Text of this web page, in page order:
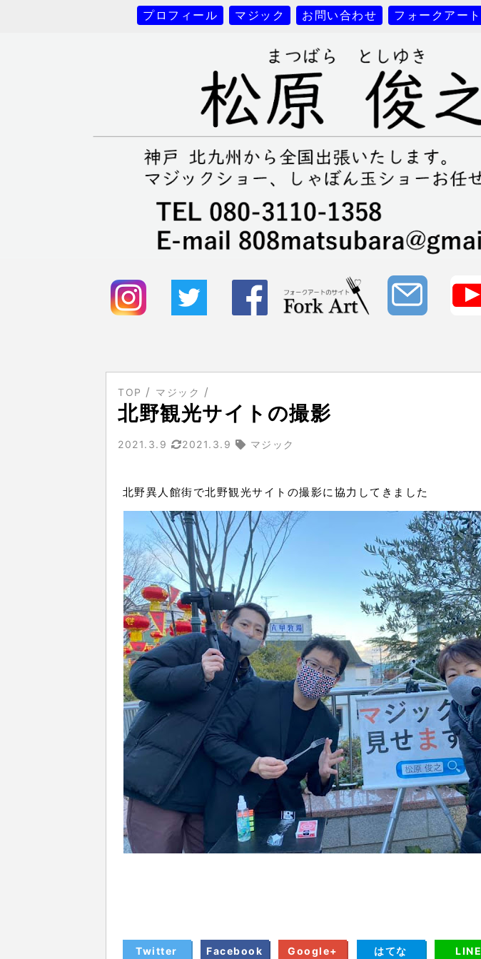
プロフィール マジック お問い合わせ フォークアート
TOP マジック
北野観光サイトの撮影
2021.3.9 2021.3.9 マジック
北野異人館街で北野観光サイトの撮影に協力してきました
Twitter Facebook Google+ はてな LINE